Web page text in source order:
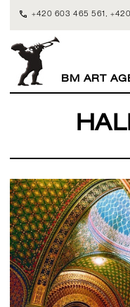
+420 603 465 561 ,
BM ART